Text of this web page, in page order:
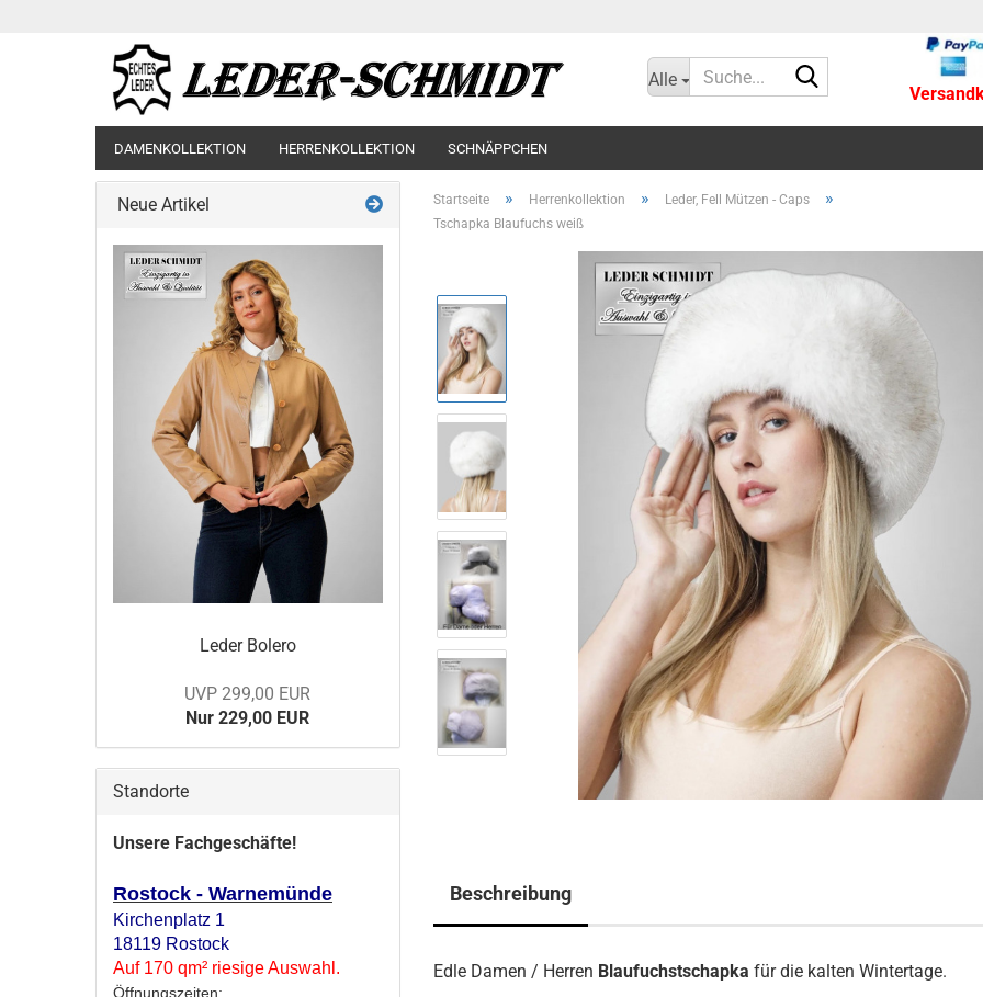
Alle
DAMENKOLLEKTION HERRENKOLLEKTION SCHNÄPPCHEN
Startseite » Herrenkollektion » Leder, Fell Mützen - Caps »
Tschapka Blaufuchs weiß
Beschreibung
Edle Damen / Herren Blaufuchstschapka für die kalten Wintertage.
Neue Artikel
Leder Bo­le­ro
UVP 299,00 EUR
Nur 229,00 EUR
Standorte
Unsere Fachgeschäfte!
Rostock - Warnemünde
Kirchenplatz 1
18119 Rostock
Auf 170 qm² riesige Auswahl.
Öffnungszeiten: